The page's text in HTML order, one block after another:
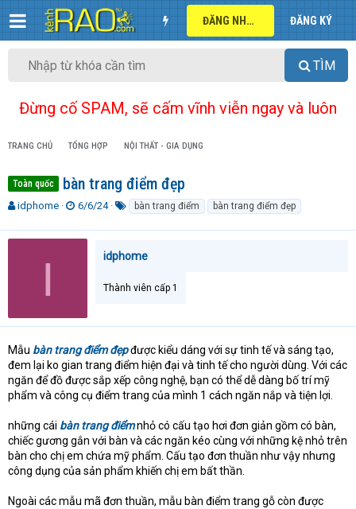
ĐĂNG NHẬP ĐĂNG KÝ
TÌM
Đừng cố SPAM, sẽ cấm vĩnh viễn ngay và luôn
TRANG CHỦ TỔNG HỢP NỘI THẤT - GIA DỤNG
Toàn quốc bàn trang điểm đẹp
T
r
a
t
e
r
idphome
N
à
6/6/24
k
ó
bàn trang điểm bàn trang điểm đẹp
I idphome
Thành viên cấp 1
Mẫu bàn trang điểm đẹpđược kiểu dáng với sự tinh tế và sáng tạo,
đem lại ko gian trang điểm hiện đại và tinh tế cho người dùng. Với các
ngăn để đồ được sắp xếp công nghệ, bạn có thể dễ dàng bố trí mỹ
phẩm và công cụ điểm trang của mình 1 cách ngăn nắp và tiện lợi.
những cái bàn trang điểmnhỏ có cấu tạo hơi đơn giản gồm có bàn,
chiếc gương gắn với bàn và các ngăn kéo cùng với những kệ nhỏ trên
bàn cho chị em chứa mỹ phẩm. Cấu tạo đơn thuần như vậy nhưng
công dụng của sản phẩm khiến chị em bất thần.
Ngoài các mẫu mã đơn thuần, mẫu bàn điểm trang gỗ còn được